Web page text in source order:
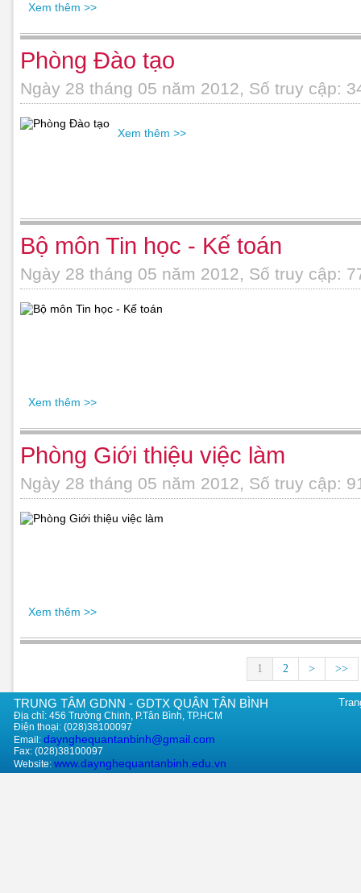
Xem thêm >>
Phòng Đào tạo
Ngày 28 tháng 05 năm 2012, Số truy cập:
Xem thêm >>
Bộ môn Tin học - Kế toán
Ngày 28 tháng 05 năm 2012, Số truy cập:
Xem thêm >>
Phòng Giới thiệu việc làm
Ngày 28 tháng 05 năm 2012, Số truy cập:
Xem thêm >>
1 2 > >>
TRUNG TÂM GDNN - GDTX QUẬN TÂN BÌNH
Địa chỉ: 456 Trường Chinh, P.Tân Bình, TP.HCM
Điện thoại: (028)38100097
Email: daynghequantanbinh@gmail.com
Fax: (028)38100097
Website: www.daynghequantanbinh.edu.vn